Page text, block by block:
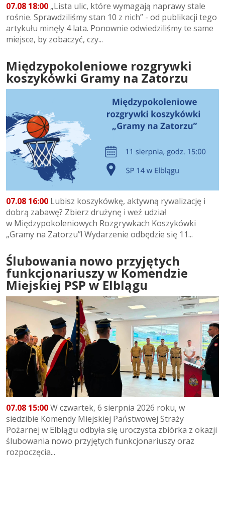
07.08 18:00 „Lista ulic, które wymagają naprawy stale
rośnie. Sprawdziliśmy stan 10 z nich” - od publikacji tego
artykułu minęły 4 lata. Ponownie odwiedziliśmy te same
miejsce, by zobaczyć, czy...
Międzypokoleniowe rozgrywki
koszykówki Gramy na Zatorzu
07.08 16:00 Lubisz koszykówkę, aktywną rywalizację i
dobrą zabawę? Zbierz drużynę i weź udział
w Międzypokoleniowych Rozgrywkach Koszykówki
„Gramy na Zatorzu”! Wydarzenie odbędzie się 11...
Ślubowania nowo przyjętych
funkcjonariuszy w Komendzie
Miejskiej PSP w Elblągu
07.08 15:00W czwartek, 6 sierpnia 2026 roku, w
siedzibie Komendy Miejskiej Państwowej Straży
Pożarnej w Elblągu odbyła się uroczysta zbiórka z okazji
ślubowania nowo przyjętych funkcjonariuszy oraz
rozpoczęcia...